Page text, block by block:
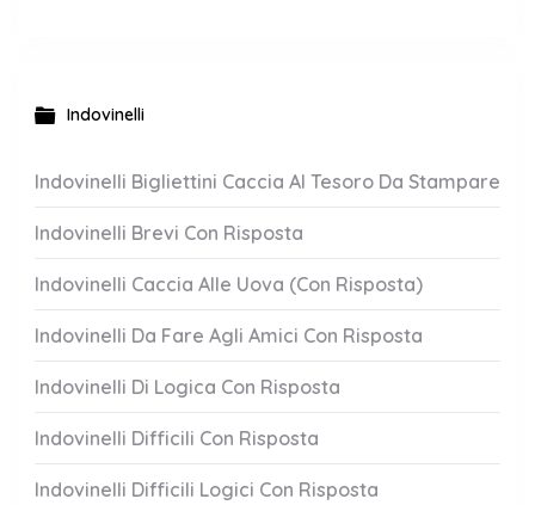
Indovinelli
Indovinelli Bigliettini Caccia Al Tesoro Da Stampare
Indovinelli Brevi Con Risposta
Indovinelli Caccia Alle Uova (Con Risposta)
Indovinelli Da Fare Agli Amici Con Risposta
Indovinelli Di Logica Con Risposta
Indovinelli Difficili Con Risposta
Indovinelli Difficili Logici Con Risposta